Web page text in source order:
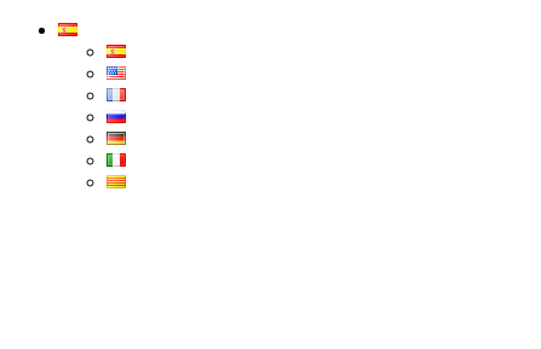
Condorchem